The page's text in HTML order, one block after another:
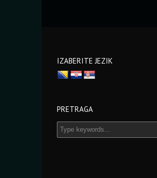
IZABERITE JEZIK
PRETRAGA